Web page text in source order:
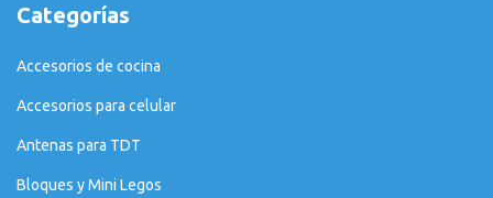
Categorías
Accesorios de cocina
Accesorios para celular
Antenas para TDT
Bloques y Mini Legos